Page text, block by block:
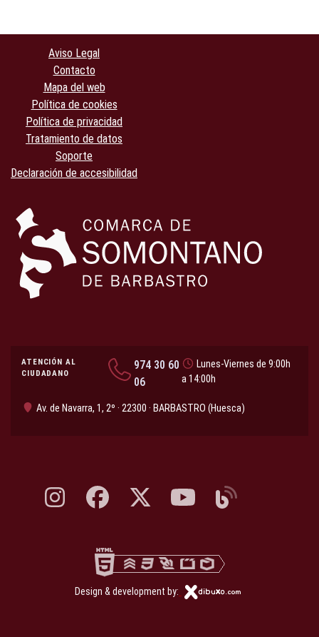
Aviso Legal
Contacto
Mapa del web
Política de cookies
Política de privacidad
Tratamiento de datos
Soporte
Declaración de accesibilidad
ATENCIÓN AL
CIUDADANO
974 30 60
06
Lunes-Viernes de 9:00h
a 14:00h
Av. de Navarra, 1, 2º · 22300 · BARBASTRO (Huesca)
Instagram, abre en nueva pestaña
Facebook, abre en nueva pestaña
X, antes Twitter, abre en nueva pestaña
YouTube, abre en nueva
Blog, abre en nueva
Design & development by: